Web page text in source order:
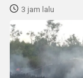
3 jam lalu